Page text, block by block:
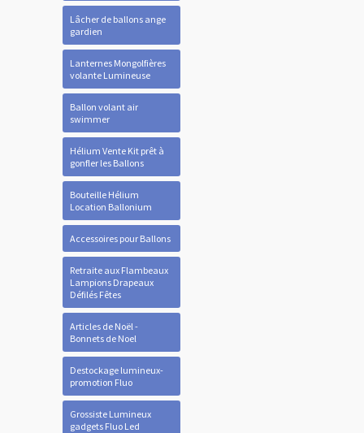
Lâcher de ballons ange
gardien
Lanternes Mongolfières
volante Lumineuse
Ballon volant air
swimmer
Hélium Vente Kit prêt à
gonfler les Ballons
Bouteille Hélium
Location Ballonium
Accessoires pour Ballons
Retraite aux Flambeaux
Lampions Drapeaux
Défilés Fêtes
Articles de Noël -
Bonnets de Noel
Destockage lumineux-
promotion Fluo
Grossiste Lumineux
gadgets Fluo Led